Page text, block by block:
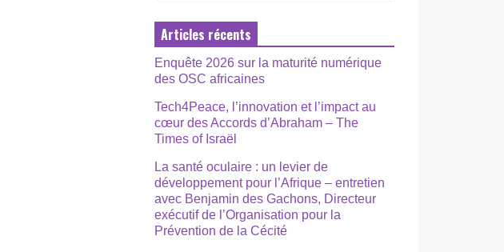
Articles récents
Enquête 2026 sur la maturité numérique
des OSC africaines
Tech4Peace, l’innovation et l’impact au
cœur des Accords d’Abraham – The
Times of Israël
La santé oculaire : un levier de
développement pour l’Afrique – entretien
avec Benjamin des Gachons, Directeur
exécutif de l’Organisation pour la
Prévention de la Cécité